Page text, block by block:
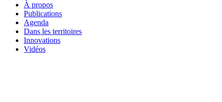
À propos
Publications
Agenda
Dans les territoires
Innovations
Vidéos